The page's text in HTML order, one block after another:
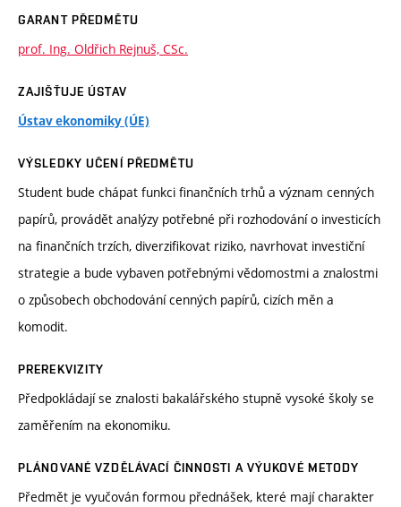
GARANT PŘEDMĚTU
prof. Ing. Oldřich Rejnuš, CSc.
ZAJIŠŤUJE ÚSTAV
Ústav ekonomiky (ÚE)
VÝSLEDKY UČENÍ PŘEDMĚTU
Student bude chápat funkci finančních trhů a význam cenných
papírů, provádět analýzy potřebné při rozhodování o investicích
na finančních trzích, diverzifikovat riziko, navrhovat investiční
strategie a bude vybaven potřebnými vědomostmi a znalostmi
o způsobech obchodování cenných papírů, cizích měn a
komodit.
PREREKVIZITY
Předpokládají se znalosti bakalářského stupně vysoké školy se
zaměřením na ekonomiku.
PLÁNOVANÉ VZDĚLÁVACÍ ČINNOSTI A VÝUKOVÉ METODY
Předmět je vyučován formou přednášek, které mají charakter